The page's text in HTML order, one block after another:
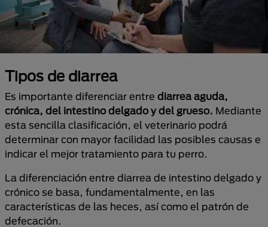
Tipos de diarrea
Es importante diferenciar entre diarrea aguda,
crónica, del intestino delgado y del grueso. Mediante
esta sencilla clasificación, el veterinario podrá
determinar con mayor facilidad las posibles causas e
indicar el mejor tratamiento para tu perro.
La diferenciación entre diarrea de intestino delgado y
crónico se basa, fundamentalmente, en las
características de las heces, así como el patrón de
defecación.